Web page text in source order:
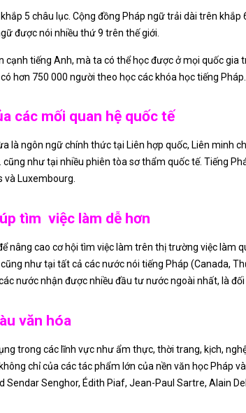
5 châu lục. Cộng đồng Pháp ngữ trải dài trên
được nói nhiều thứ 9 trên thế giới.
cạnh tiếng Anh, mà ta có thể học được ở mọi quốc
hơn 750 000 người theo học các khóa học tiếng Pháp.
các mối quan hệ quốc tế
là ngôn ngữ chính thức tại Liên hợp quốc, Liên minh
như tại nhiều phiên tòa sơ thẩm quốc tế. Tiếng
và Luxembourg.
tìm việc làm dễ hơn
nâng cao cơ hội tìm việc làm trên thị trường việc làm
như tại tất cả các nước nói tiếng Pháp (Canada,
nước nhận được nhiều đầu tư nước ngoài nhất, là
văn hóa
trong các lĩnh vực như ẩm thực, thời trang, kịch,
chỉ của các tác phẩm lớn của nền văn học Pháp
Sendar Senghor, Édith Piaf, Jean-Paul Sartre, Alain